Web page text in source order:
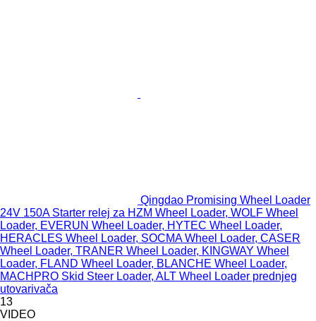
Qingdao Promising Wheel Loader
24V 150A Starter relej za HZM Wheel Loader, WOLF Wheel
Loader, EVERUN Wheel Loader, HYTEC Wheel Loader,
HERACLES Wheel Loader, SOCMA Wheel Loader, CASER
Wheel Loader, TRANER Wheel Loader, KINGWAY Wheel
Loader, FLAND Wheel Loader, BLANCHE Wheel Loader,
MACHPRO Skid Steer Loader, ALT Wheel Loader prednjeg
utovarivača
13
VIDEO